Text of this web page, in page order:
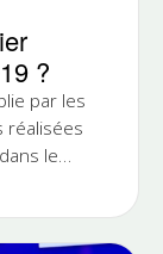
?
par les
réalisées
le